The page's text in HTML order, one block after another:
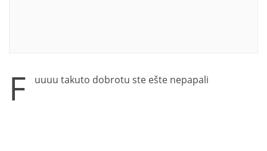
F uuuu takuto dobrotu ste ešte nepapali